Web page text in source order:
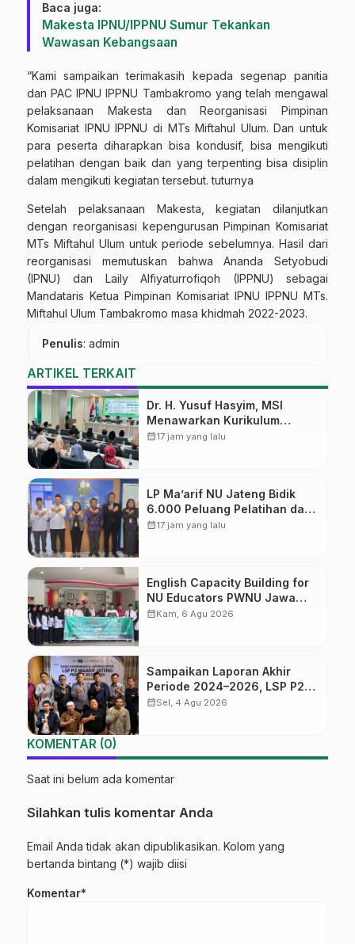
Baca juga:
Makesta IPNU/IPPNU Sumur Tekankan
Wawasan Kebangsaan
“Kami sampaikan terimakasih kepada segenap panitia
dan PAC IPNU IPPNU Tambakromo yang telah mengawal
pelaksanaan Makesta dan Reorganisasi Pimpinan
Komisariat IPNU IPPNU di MTs Miftahul Ulum. Dan untuk
para peserta diharapkan bisa kondusif, bisa mengikuti
pelatihan dengan baik dan yang terpenting bisa disiplin
dalam mengikuti kegiatan tersebut. tuturnya
Setelah pelaksanaan Makesta, kegiatan dilanjutkan
dengan reorganisasi kepengurusan Pimpinan Komisariat
MTs Miftahul Ulum untuk periode sebelumnya. Hasil dari
reorganisasi memutuskan bahwa Ananda Setyobudi
(IPNU) dan Laily Alfiyaturrofiqoh (IPPNU) sebagai
Mandataris Ketua Pimpinan Komisariat IPNU IPPNU MTs.
Miftahul Ulum Tambakromo masa khidmah 2022-2023.
Penulis: admin
ARTIKEL TERKAIT
Dr. H. Yusuf Hasyim, MSI
Menawarkan Kurikulum
Diversifikasi, Harapan Baru
calendar_month17 jam yang lalu
LP Ma’arif NU Jateng Bidik
6.000 Peluang Pelatihan dan
Sertifikasi bagi Lulusan SMK
calendar_month17 jam yang lalu
English Capacity Building for
NU Educators PWNU Jawa
Tengah Batch#4; Membuka
calendar_monthKam, 6 Agu 2026
Sampaikan Laporan Akhir
Periode 2024–2026, LSP P2
Ma’arif NU Jateng Mantapkan
calendar_monthSel, 4 Agu 2026
KOMENTAR (0)
Saat ini belum ada komentar
Silahkan tulis komentar Anda
Email Anda tidak akan dipublikasikan. Kolom yang
bertanda bintang (*) wajib diisi
Komentar*